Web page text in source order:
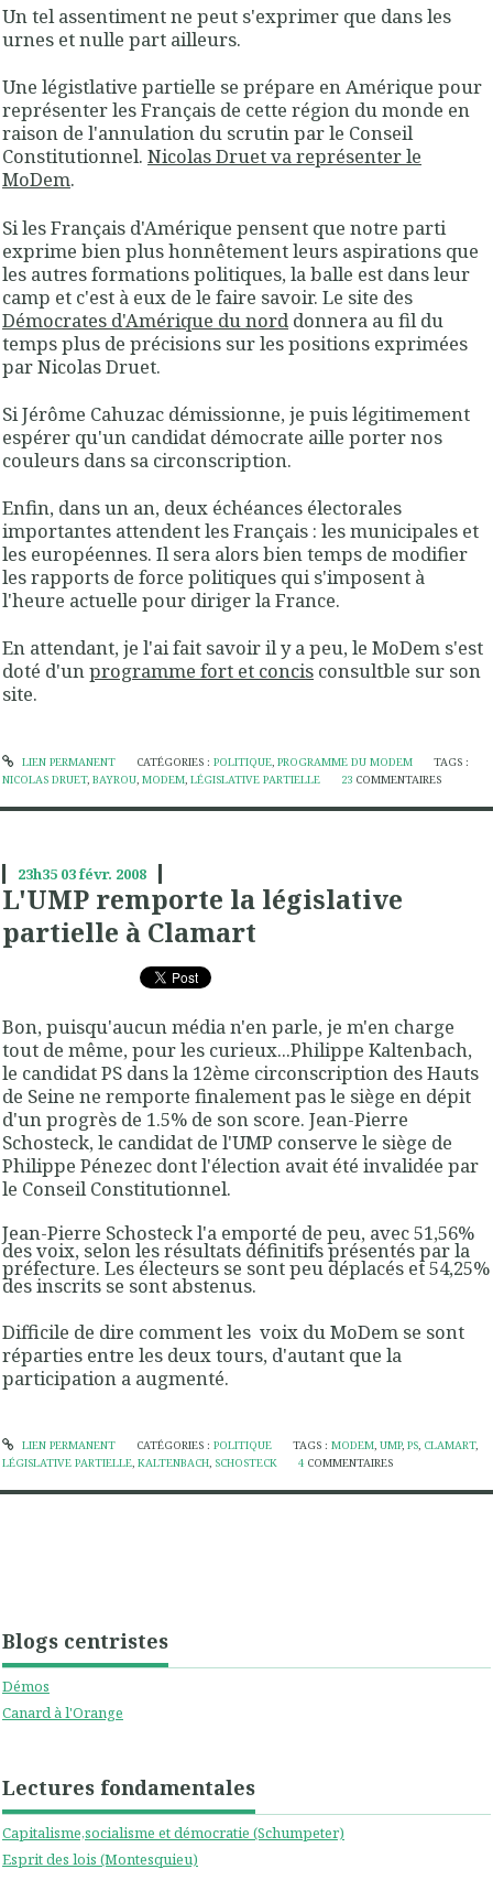
Blogs centristes
Démos
Canard à l'Orange
Lectures fondamentales
Capitalisme,socialisme et démocratie (Schumpeter)
Esprit des lois (Montesquieu)
Un tel assentiment ne peut s'exprimer que dans les
urnes et nulle part ailleurs.
Une légistlative partielle se prépare en Amérique pour
représenter les Français de cette région du monde en
raison de l'annulation du scrutin par le Conseil
Constitutionnel. Nicolas Druet va représenter le
MoDem.
Si les Français d'Amérique pensent que notre parti
exprime bien plus honnêtement leurs aspirations que
les autres formations politiques, la balle est dans leur
camp et c'est à eux de le faire savoir. Le site des
Démocrates d'Amérique du nord donnera au fil du
temps plus de précisions sur les positions exprimées
par Nicolas Druet.
Si Jérôme Cahuzac démissionne, je puis légitimement
espérer qu'un candidat démocrate aille porter nos
couleurs dans sa circonscription.
Enfin, dans un an, deux échéances électorales
importantes attendent les Français : les municipales et
les européennes. Il sera alors bien temps de modifier
les rapports de force politiques qui s'imposent à
l'heure actuelle pour diriger la France.
En attendant, je l'ai fait savoir il y a peu, le MoDem s'est
doté d'unprogramme fort et concis consultble sur son
site.
LIEN PERMANENT CATÉGORIES : POLITIQUE, PROGRAMME DU MODEM
TAGS :
NICOLAS DRUET, BAYROU MODEM LÉGISLATIVE PARTIELLE 23 COMMENTAIRES
23h35 03févr. 2008
L'UMP remporte la législative
partielle à Clamart
Bon, puisqu'aucun média n'en parle, je m'en charge
tout de même, pour les curieux...Philippe Kaltenbach,
le candidat PS dans la 12ème circonscription des Hauts
de Seine ne remporte finalement pas le siège en dépit
d'un progrès de 1.5% de son score. Jean-Pierre
Schosteck, le candidat de l'UMP conserve le siège de
Philippe Pénezec dont l'élection avait été invalidée par
le Conseil Constitutionnel.
Jean-Pierre Schosteck l'a emporté de peu, avec 51,56%
des voix, selon les résultats définitifs présentés par la
préfecture. Les électeurs se sont peu déplacés et 54,25%
des inscrits se sont abstenus.
Difficile de dire comment les voix du MoDem se sont
réparties entre les deux tours, d'autant que la
participation a augmenté.
LIEN PERMANENT CATÉGORIES : POLITIQUE TAGS :MODEM,UMP,PS, CLAMART,
LÉGISLATIVE PARTIELLE, KALTENBACH, SCHOSTECK 4 COMMENTAIRES